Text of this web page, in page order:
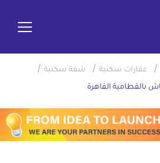
/ عقارات سكنية / شقة سكنية /